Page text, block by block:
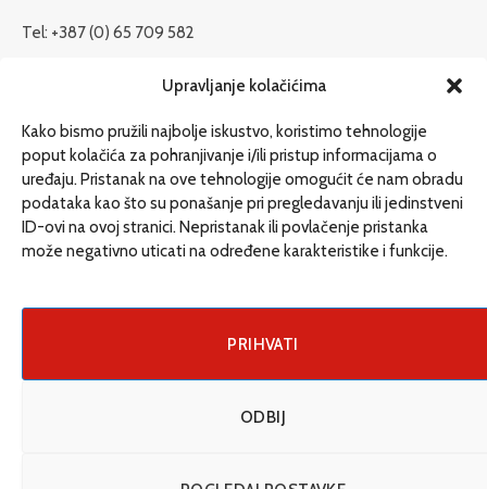
Upravljanje kolačićima
Kako bismo pružili najbolje iskustvo, koristimo tehnologije
poput kolačića za pohranjivanje i/ili pristup informacijama o
uređaju. Pristanak na ove tehnologije omogućit će nam obradu
podataka kao što su ponašanje pri pregledavanju ili jedinstveni
ID-ovi na ovoj stranici. Nepristanak ili povlačenje pristanka
može negativno uticati na određene karakteristike i funkcije.
PRIHVATI
ODBIJ
Tel: +387 (0) 65 709 582
redakcija@etrafika.net
Dosije
Drugi pišu
Društvo